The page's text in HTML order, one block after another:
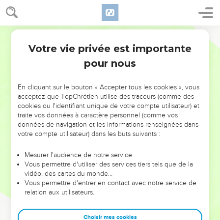
NE MANQUEZ PAS L’ÉVÉNEMENT
DE L’ANNÉE !
ET SI LEURS ERREURS POUVAIENT VOUS ÉVITER LES
VOTRES ?
leur foi ou leur vision. Mais on voit moins les doutes, les erreurs
et les saisons difficiles qu'ils ont traversés, alors même que ce
sont elles qui les ont façonnés.
Dans cette conférence, leaders, entrepreneurs, et responsables
clés pour avancer avec plus de sagesse afin que leurs erreurs
Votre vie privée est importante
pour nous
En cliquant sur le bouton « Accepter tous les cookies », vous
acceptez que TopChrétien utilise des traceurs (comme des
cookies ou l'identifiant unique de votre compte utilisateur) et
traite vos données à caractère personnel (comme vos
données de navigation et les informations renseignées dans
votre compte utilisateur) dans les buts suivants :
Mesurer l'audience de notre service
Vous permettre d'utiliser des services tiers tels que de la
vidéo, des cartes du monde…
Vous permettre d'entrer en contact avec notre service de
relation aux utilisateurs.
Choisir mes cookies